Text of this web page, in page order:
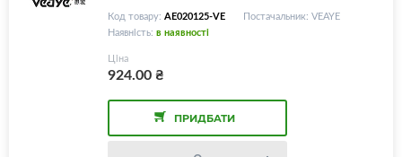
Код товару: AE020125-VE
Постачальник: VEAYE
Наявність: в наявності
Ціна
924.00₴
ПРИДБАТИ